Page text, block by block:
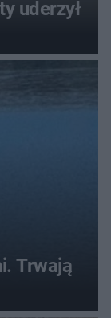
uderzył
Trwają